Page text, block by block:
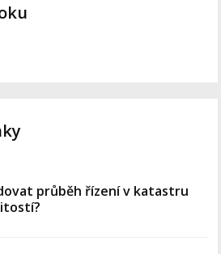
průběh řízení v katastru